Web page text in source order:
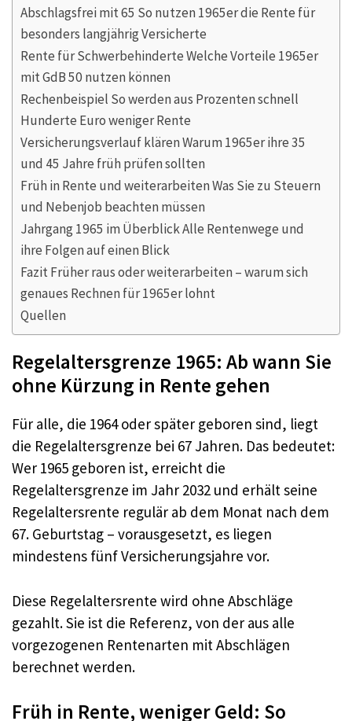
Abschlagsfrei mit 65 So nutzen 1965er die Rente für
besonders langjährig Versicherte
Rente für Schwerbehinderte Welche Vorteile 1965er
mit GdB 50 nutzen können
Rechenbeispiel So werden aus Prozenten schnell
Hunderte Euro weniger Rente
Versicherungsverlauf klären Warum 1965er ihre 35
und 45 Jahre früh prüfen sollten
Früh in Rente und weiterarbeiten Was Sie zu Steuern
und Nebenjob beachten müssen
Jahrgang 1965 im Überblick Alle Rentenwege und
ihre Folgen auf einen Blick
Fazit Früher raus oder weiterarbeiten – warum sich
genaues Rechnen für 1965er lohnt
Quellen
Regelaltersgrenze 1965: Ab wann Sie
ohne Kürzung in Rente gehen
Für alle, die 1964 oder später geboren sind, liegt
die Regelaltersgrenze bei 67 Jahren. Das bedeutet:
Wer 1965 geboren ist, erreicht die
Regelaltersgrenze im Jahr 2032 und erhält seine
Regelaltersrente regulär ab dem Monat nach dem
67. Geburtstag – vorausgesetzt, es liegen
mindestens fünf Versicherungsjahre vor.
Diese Regelaltersrente wird ohne Abschläge
gezahlt. Sie ist die Referenz, von der aus alle
vorgezogenen Rentenarten mit Abschlägen
berechnet werden.
Früh in Rente, weniger Geld: So